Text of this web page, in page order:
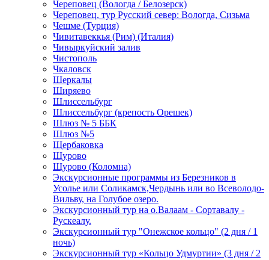
Череповец (Вологда / Белозерск)
Череповец, тур Русский север: Вологда, Сизьма
Чешме (Турция)
Чивитавеккья (Рим) (Италия)
Чивыркуйский залив
Чистополь
Чкаловск
Шеркалы
Ширяево
Шлиссельбург
Шлиссельбург (крепость Орешек)
Шлюз № 5 ББК
Шлюз №5
Щербаковка
Щурово
Щурово (Коломна)
Экскурсионные программы из Березников в
Усолье или Соликамск,Чердынь или во Всеволодо-
Вильву, на Голубое озеро.
Экскурсионный тур на о.Валаам - Сортавалу -
Рускеалу.
Экскурсионный тур "Онежское кольцо" (2 дня / 1
ночь)
Экскурсионный тур «Кольцо Удмуртии» (3 дня / 2